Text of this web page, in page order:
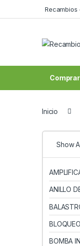
Inicio
Show
ANILLO
BOMBA